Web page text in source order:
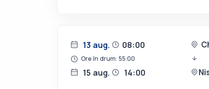
13 aug. 08:00
Ore în drum: 55:00
15 aug. 14:00